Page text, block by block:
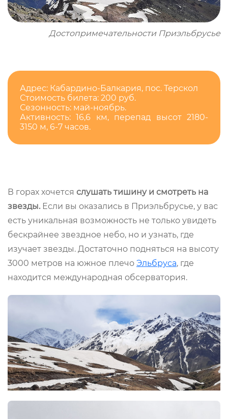
Достопримечательности Приэльбрусье
Адрес: Кабардино-Балкария, пос. Терскол
Стоимость билета: 200 руб.
Сезонность: май-ноябрь.
Активность: 16,6 км, перепад высот 2180-
3150 м, 6-7 часов.
В горах хочется слушать тишину и смотреть на
звезды. Если вы оказались в Приэльбрусье, у вас
есть уникальная возможность не только увидеть
бескрайнее звездное небо, но и узнать, где
изучает звезды. Достаточно подняться на высоту
3000 метров на южное плечо Эльбруса, где
находится международная обсерватория.